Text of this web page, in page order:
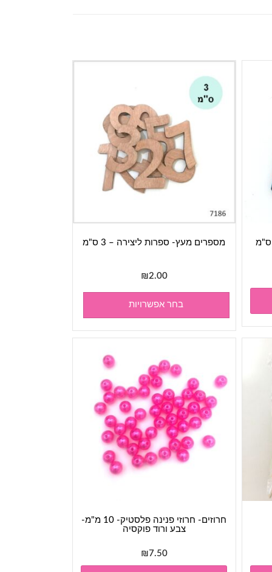
מספרים מעץ- ספרות ליצירה – 3 ס"מ
₪2.00
בחר אפשרויות
חרוזים- חרוזי פנינה פלסטיק- 10 מ"מ-
צבע ורוד פוקסיה
₪7.50